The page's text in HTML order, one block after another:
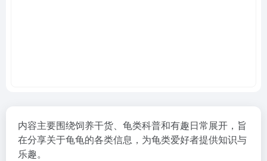
内容主要围绕饲养干货、龟类科普和有趣日常展开，旨
在分享关于龟龟的各类信息，为龟类爱好者提供知识与
乐趣。